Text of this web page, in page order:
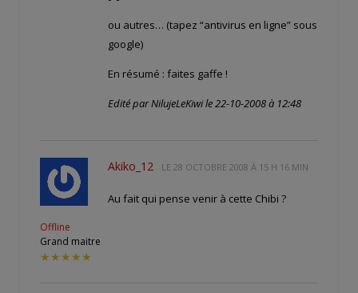
ou autres… (tapez “antivirus en ligne” sous
google)
En résumé : faites gaffe !
Edité par NilujeLeKiwi le 22-10-2008 à 12:48
Offline
Grand maitre
★★★★★
Akiko_12 LE 28 OCTOBRE 2008 À 15 H 16 MIN
Au fait qui pense venir à cette Chibi ?